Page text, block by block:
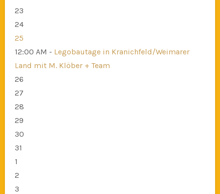
23
24
25
12:00 AM - Legobautage in Kranichfeld/Weimarer
Land mit M. Klöber + Team
26
27
28
29
30
31
1
2
3